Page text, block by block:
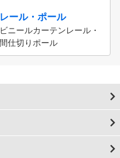
レール・ポール
ビニールカーテンレール・
間仕切りポール